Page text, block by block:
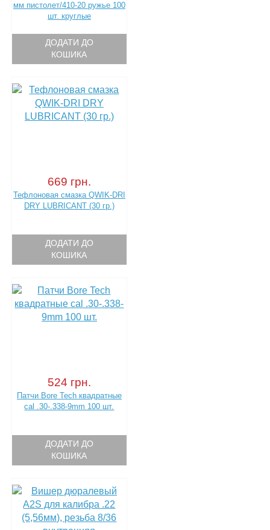
мм пистолет/410-20 ружье 100
шт. круглые
ДОДАТИ ДО
КОШИКА
669 грн.
Тефлоновая смазка QWIK-DRI
DRY LUBRICANT (30 гр.)
ДОДАТИ ДО
КОШИКА
524 грн.
Патчи Bore Tech квадратные
cal .30-.338-9mm 100 шт.
ДОДАТИ ДО
КОШИКА